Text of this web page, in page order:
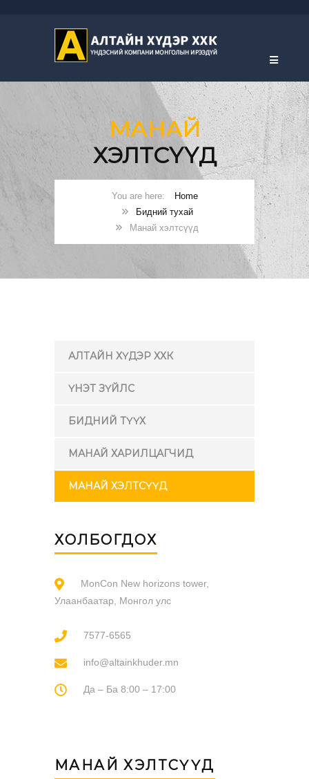
МАНАЙ
ХЭЛТСҮҮД
Home
Бидний тухай
Манай хэлтсүүд
АЛТАЙН ХҮДЭР ХХК
ҮНЭТ ЗҮЙЛС
БИДНИЙ ТҮҮХ
МАНАЙ ХАРИЛЦАГЧИД
МАНАЙ ХЭЛТСҮҮД
ХОЛБОГДОХ
MonCon New horizons tower,
Улаанбаатар, Монгол улс
7577-6565
info@altainkhuder.mn
Да – Ба 8:00 – 17:00
МАНАЙ ХЭЛТСҮҮД